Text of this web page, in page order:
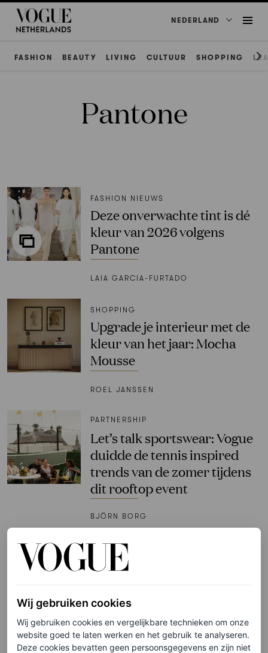
NEDERLAND
FASHION BEAUTY LIVING CULTUUR SHOPPING
Pantone
FASHION NIEUWS
Deze onverwachte tint is dé
kleur van 2026 volgens
Pantone
LAIA GARCIA-FURTADO
SHOPPING
Upgrade je interieur met de
kleur van het jaar: Mocha
Mousse
ROEL JANSSEN
PARTNERSHIP
Let’s talk sportswear: Vogue
duidde de tennis inspired
trends van de zomer tijdens
dit rooftop event
BJÖRN BORG
FASHION NIEUWS
Mocha Mousse is dé kleur
laat je inspireren door deze
catwalklooks
LAIA GARCIA-FURTADO
Wij gebruiken cookies
Wij gebruiken cookies en vergelijkbare technieken om onze
website goed te laten werken en het gebruik te analyseren.
Deze cookies bevatten geen persoonsgegevens en zijn niet